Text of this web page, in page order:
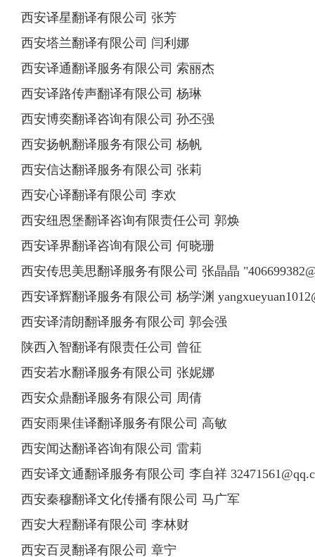
西安译星翻译有限公司 张芳
西安塔兰翻译有限公司 闫利娜
西安译通翻译服务有限公司 索丽杰
西安译路传声翻译有限公司 杨琳
西安博奕翻译咨询有限公司 孙丕强
西安扬帆翻译服务有限公司 杨帆
西安信达翻译服务有限公司 张莉
西安心译翻译有限公司 李欢
西安纽恩堡翻译咨询有限责任公司 郭焕
西安译界翻译咨询有限公司 何晓珊
西安传思美思翻译服务有限公司 张晶晶 "
西安译辉翻译服务有限公司 杨学渊
西安译清朗翻译服务有限公司 郭会强
陕西入智翻译有限责任公司 曾征
西安若水翻译服务有限公司 张妮娜
西安众鼎翻译服务有限公司 周倩
西安雨果佳译翻译服务有限公司 高敏
西安闻达翻译咨询有限公司 雷莉
西安译文通翻译服务有限公司 李自祥
西安秦穆翻译文化传播有限公司 马广军
西安大程翻译有限公司 李林财
西安百灵翻译有限公司 章宁